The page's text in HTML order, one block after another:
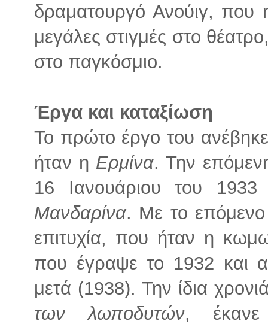
δραματουργό Ανούιγ, που η
μεγάλες στιγμές στο
στο παγκόσμιο.
Έργα και καταξίωση
Το πρώτο έργο του
ήταν η Ερμίνα. Την
16 Ιανουάριου του
Μανδαρίνα. Με το επόμενο
επιτυχία, που ήταν η
που έγραψε το 1932 και
μετά (1938). Την ίδια
των λωποδυτών,